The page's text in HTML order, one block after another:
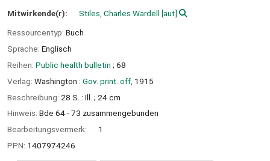
Mitwirkende(r): Stiles, Charles Wardell [aut]
Ressourcentyp: Buch
Sprache: Englisch
Reihen: Public health bulletin ; 68
Verlag: Washington : Gov. print. off, 1915
Beschreibung: 28 S. : Ill. ; 24 cm
Hinweis: Bde 64 - 73 zusammengebunden
Bearbeitungsvermerk:
1
PPN: 1407974246